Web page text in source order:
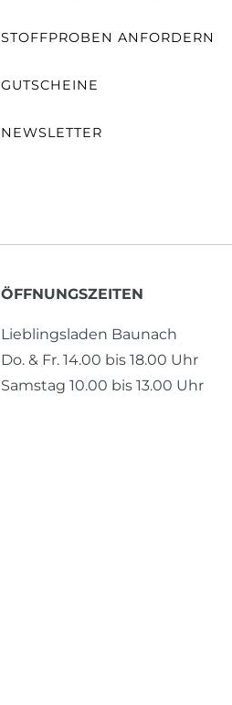
STOFFPROBEN ANFORDERN
GUTSCHEINE
NEWSLETTER
ÖFFNUNGSZEITEN
Lieblingsladen Baunach
Do. & Fr. 14.00 bis 18.00 Uhr
Samstag 10.00 bis 13.00 Uhr